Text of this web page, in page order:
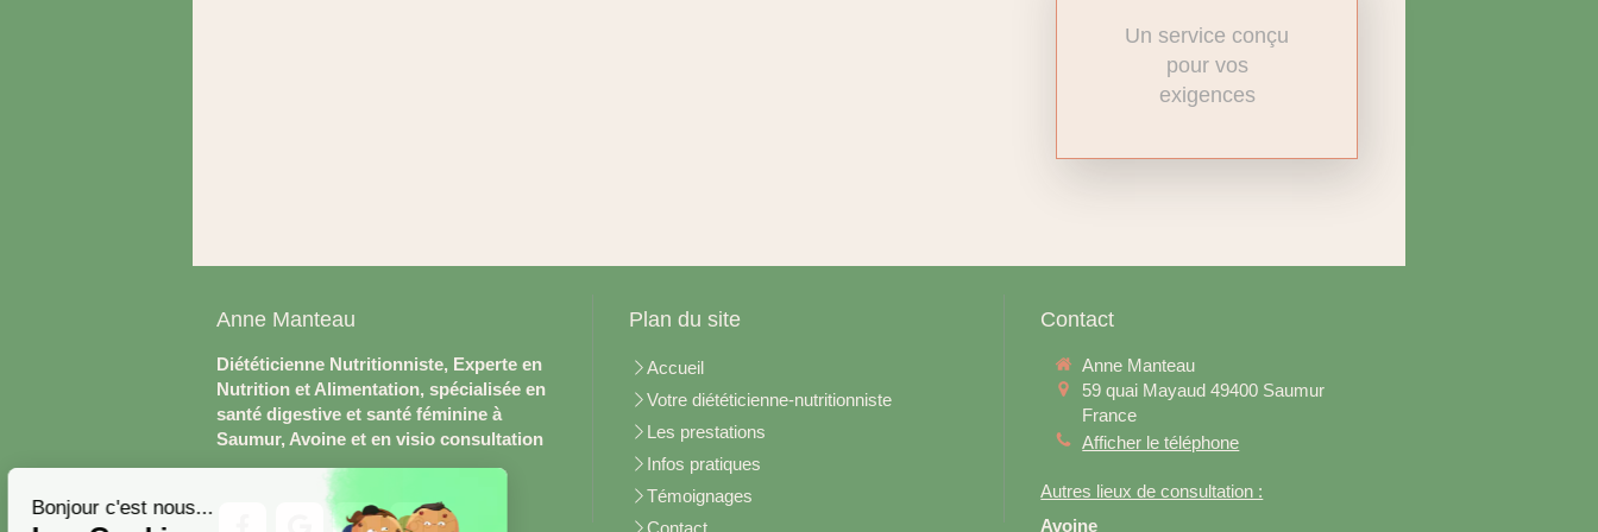
Un service conçu
pour vos
exigences
Anne Manteau
Diététicienne Nutritionniste, Experte en
Nutrition et Alimentation, spécialisée en
santé digestive et santé féminine à
Saumur, Avoine et en visio consultation
Plan du site
Accueil
Votre diététicienne-nutritionniste
Les prestations
Infos pratiques
Témoignages
Contact
Contact
Anne Manteau
59 quai Mayaud 49400 Saumur
France
Afficher le téléphone
Autres lieux de consultation :
Avoine